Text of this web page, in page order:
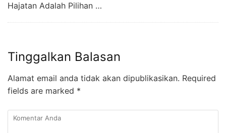
Hajatan Adalah Pilihan …
Tinggalkan Balasan
Alamat email anda tidak akan dipublikasikan. Required
fields are marked *